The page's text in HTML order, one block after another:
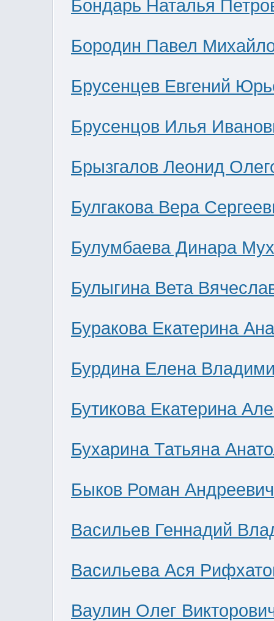
Бондарь Наталья
Бородин Павел
Брусенцев Евгений
Брусенцов Илья
Брызгалов Леонид
Булгакова Вера
Булумбаева Динара
Булыгина Вета
Буракова Екатерина
Бурдина Елена
Бутикова Екатерина
Бухарина Татьяна
Быков Роман Андреевич
Васильев Геннадий
Васильева Ася
Ваулин Олег